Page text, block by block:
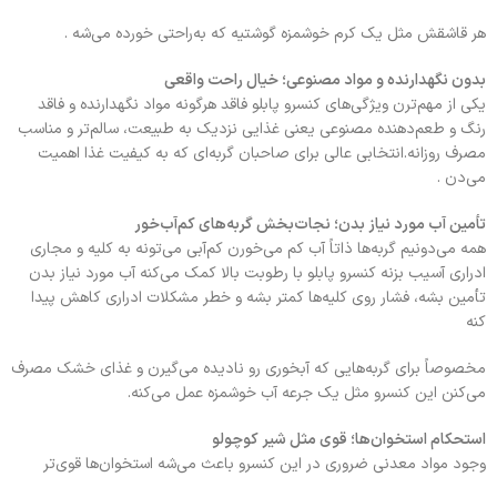
هر قاشقش مثل یک کرم خوشمزه گوشتیه که به‌راحتی خورده می‌شه .
بدون نگهدارنده و مواد مصنوعی؛ خیال راحت واقعی
یکی از مهم‌ترن ویژگی‌های کنسرو پابلو فاقد هرگونه مواد نگهدارنده و فاقد
رنگ و طعم‌دهنده مصنوعی یعنی غذایی نزدیک به طبیعت، سالم‌تر و مناسب
مصرف روزانه.انتخابی عالی برای صاحبان گربه‌ای که به کیفیت غذا اهمیت
می‌دن .
تأمین آب مورد نیاز بدن؛ نجات‌بخش گربه‌های کم‌آب‌خور
همه می‌دونیم گربه‌ها ذاتاً آب کم می‌خورن کم‌آبی می‌تونه به کلیه و مجاری
ادراری آسیب بزنه کنسرو پابلو با رطوبت بالا کمک می‌کنه آب مورد نیاز بدن
تأمین بشه، فشار روی کلیه‌ها کمتر بشه و خطر مشکلات ادراری کاهش پیدا
کنه
مخصوصاً برای گربه‌هایی که آبخوری رو نادیده می‌گیرن و غذای خشک مصرف
می‌کنن این کنسرو مثل یک جرعه آب خوشمزه عمل می‌کنه.
استحکام استخوان‌ها؛ قوی مثل شیر کوچولو
وجود مواد معدنی ضروری در این کنسرو باعث می‌شه استخوان‌ها قوی‌تر